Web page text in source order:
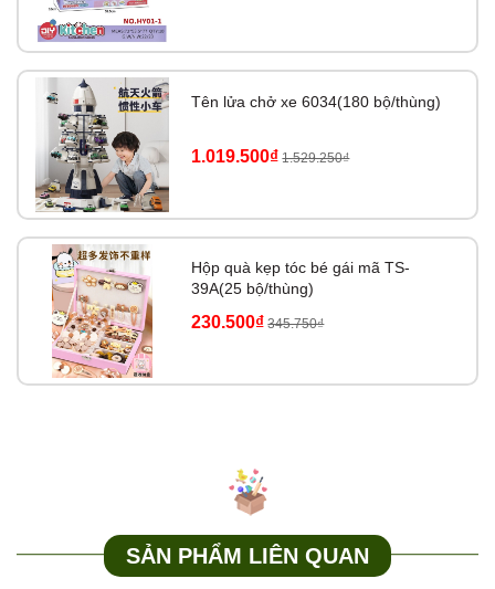
Tên lửa chở xe 6034(180 bộ/thùng)
1.019.500₫ 1.529.250₫
Hộp quà kẹp tóc bé gái mã TS-
39A(25 bộ/thùng)
230.500₫ 345.750₫
SẢN PHẨM LIÊN QUAN